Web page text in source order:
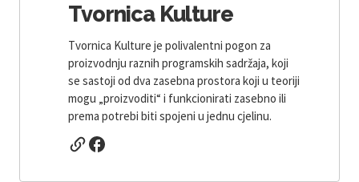
Tvornica Kulture
Tvornica Kulture je polivalentni pogon za
proizvodnju raznih programskih sadržaja, koji
se sastoji od dva zasebna prostora koji u teoriji
mogu „proizvoditi“ i funkcionirati zasebno ili
prema potrebi biti spojeni u jednu cjelinu.